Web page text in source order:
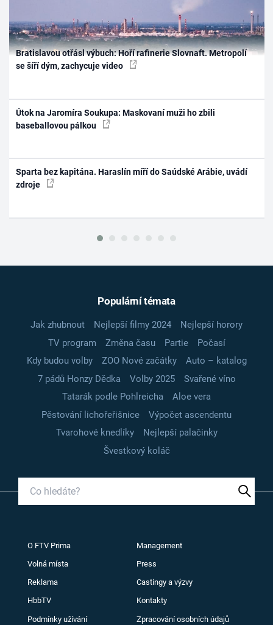
Bratislavou otřásl výbuch: Hoří rafinerie Slovnaft. Metropolí
se šíří dým, zachycuje video
Útok na Jaromíra Soukupa: Maskovaní muži ho zbili
baseballovou pálkou
Sparta bez kapitána. Haraslín míří do Saúdské Arábie, uvádí
zdroje
Populární témata
Jak zhubnout Nejlepší filmy 2024
Nejlepší horory
TV program
Změna času Partie
Počasí
Kdy budou volby
ZOO Nové začátky
Auto – katalog
7 pádů Honzy Dědka
Volby 2025
Svařené víno
Tatarák podle Pohlreicha
Aloe vera
Pěstování lichořeřišnice
Výpočet ascendentu
Tvarohové knedlíky
Nejlepší palačinky
Švestkový koláč
O FTV Prima Management
Volná místa Press
Reklama Castingy a výzvy
HbbTV Kontakty
Podmínky užívání Zpracování osobních údajů